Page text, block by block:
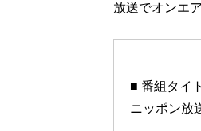
放送でオンエ
■ 番組タイ
ニッポン放